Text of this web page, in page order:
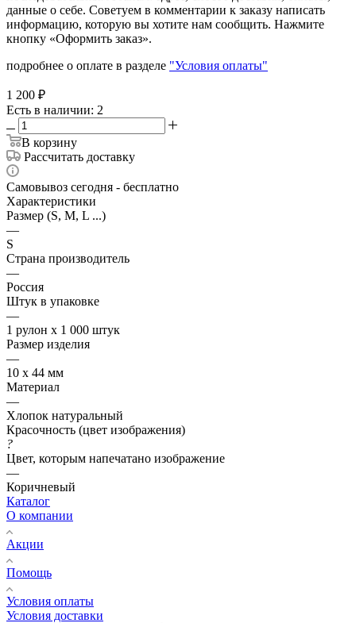
данные о себе. Советуем в комментарии к заказу написать
информацию, которую вы хотите нам сообщить. Нажмите
кнопку «Оформить заказ».
подробнее о оплате в разделе "Условия оплаты"
1 200 ₽
Есть в наличии: 2
В корзину
Рассчитать доставку
Самовывоз сегодня - бесплатно
Характеристики
Размер (S, M, L ...)
—
S
Страна производитель
—
Россия
Штук в упаковке
—
1 рулон х 1 000 штук
Размер изделия
—
10 х 44 мм
Материал
—
Хлопок натуральный
Красочность (цвет изображения)
?
Цвет, которым напечатано изображение
—
Коричневый
Каталог
О компании
Акции
Помощь
Условия оплаты
Условия доставки